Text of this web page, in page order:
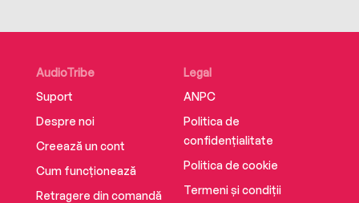
AudioTribe
Suport
Despre noi
Creează un cont
Cum funcționează
Retragere din comandă
Legal
ANPC
Politica de
confidențialitate
Politica de cookie
Termeni și condiții